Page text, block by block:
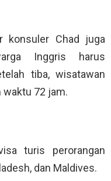
konsuler Chad juga
Inggris harus
tiba, wisatawan
72 jam.
turis perorangan
dan Maldives.